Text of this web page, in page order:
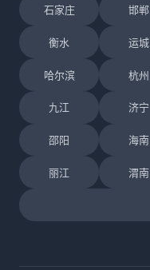
石家庄 邯郸
衡水 运城
哈尔滨 杭州
九江 济宁
邵阳 海南
丽江 渭南